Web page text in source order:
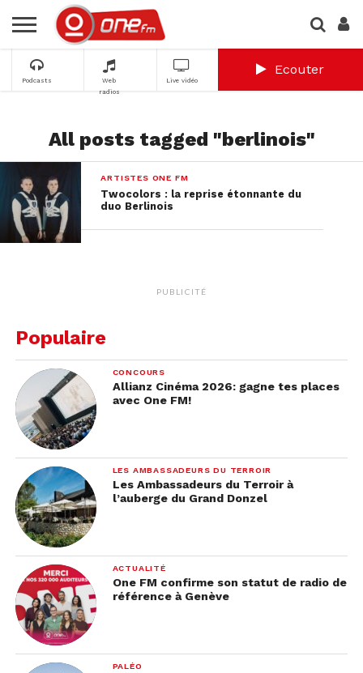
Podcasts
Web
radios
Live vidéo
Ecouter
All posts tagged "berlinois"
ARTISTES ONE FM
Twocolors : la reprise étonnante du
duo Berlinois
PUBLICITÉ
Populaire
CONCOURS
Allianz Cinéma 2026: gagne tes places
avec One FM!
LES AMBASSADEURS DU TERROIR
Les Ambassadeurs du Terroir à
l’auberge du Grand Donzel
ACTUALITÉ
One FM confirme son statut de radio de
référence à Genève
PALÉO